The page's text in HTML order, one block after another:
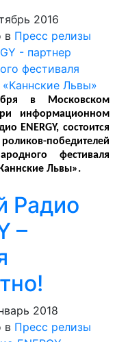
2016
в Пресс релизы
в Московском
информационном
ENERGY, состоится
победителей
фестиваля
Львы».
Радио
–
2018
в Пресс релизы